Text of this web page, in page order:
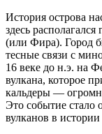
История острова
здесь
(или Фира). Город
тесные связи с
16 веке до н.э. на
вулкана, которое
кальдеры —
Это событие стало
вулканов в истории